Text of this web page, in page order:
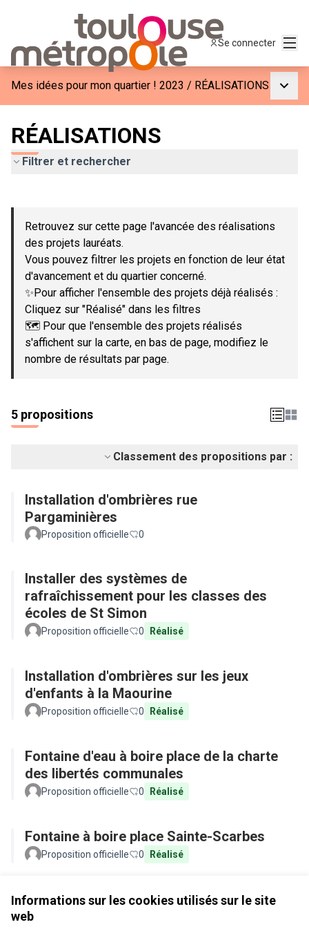
Informations sur les cookies utilisés sur le site
web
Se connecter
Mes idées pour mon quartier ! 2023 / RÉALISATIONS
RÉALISATIONS
Filtrer et rechercher
−
Retrouvez sur cette page l'avancée des réalisations
des projets lauréats.
Vous pouvez filtrer les projets en fonction de leur état
d'avancement et du quartier concerné.
✨Pour afficher l'ensemble des projets déjà réalisés :
Cliquez sur "Réalisé" dans les filtres
🗺️ Pour que l'ensemble des projets réalisés
s'affichent sur la carte, en bas de page, modifiez le
nombre de résultats par page.
5 propositions
Classement des propositions par :
Installation d'ombrières rue
Pargaminières
Proposition officielle 0
Installer des systèmes de
rafraîchissement pour les classes des
écoles de St Simon
Proposition officielle 0 Réalisé
Installation d'ombrières sur les jeux
d'enfants à la Maourine
Proposition officielle 0 Réalisé
Fontaine d'eau à boire place de la charte
des libertés communales
Proposition officielle 0 Réalisé
Fontaine à boire place Sainte-Scarbes
Proposition officielle 0 Réalisé